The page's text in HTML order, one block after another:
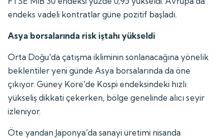
endeks vadeli kontratlar güne pozitif başladı.
Asya borsalarında risk iştahı yükseldi
Orta Doğu'da çatışma ikliminin sonlanacağına yönelik
beklentiler yeni günde Asya borsalarında da öne
çıkıyor. Güney Kore'de Kospi endeksindeki hızlı
yükseliş dikkati çekerken, bölge genelinde alıcı seyir
izleniyor.
Öte yandan Japonya'da sanayi üretimi nisanda